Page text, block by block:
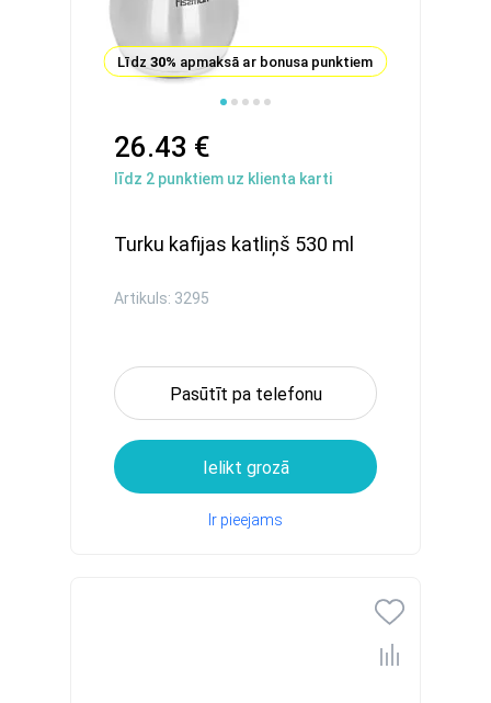
Līdz 30% apmaksā ar bonusa punktiem
26.43 €
līdz 2 punktiem uz klienta karti
Turku kafijas katliņš 530 ml
Artikuls: 3295
Pasūtīt pa telefonu
Ielikt grozā
Ir pieejams